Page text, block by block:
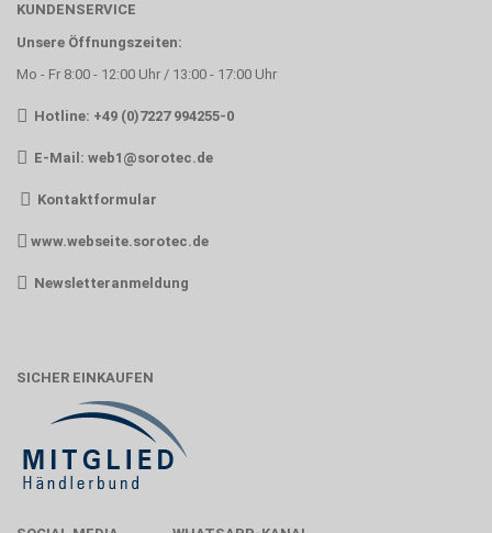
KUNDENSERVICE
Unsere Öffnungszeiten:
Mo - Fr 8:00 - 12:00 Uhr / 13:00 - 17:00 Uhr
Hotline: +49 (0)7227 994255-0
E-Mail: web1@sorotec.de
Kontaktformular
www.webseite.sorotec.de
Newsletteranmeldung
SICHER EINKAUFEN